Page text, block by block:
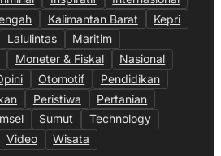
Kalimantan Barat
Kepri
Lalulintas
Maritim
Moneter & Fiskal
Nasional
Otomotif
Pendidikan
Peristiwa
Pertanian
Sumut
Technology
Video Wisata